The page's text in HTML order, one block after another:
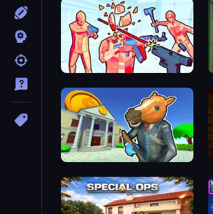
Time Shooter 2
Bank Robbery 3